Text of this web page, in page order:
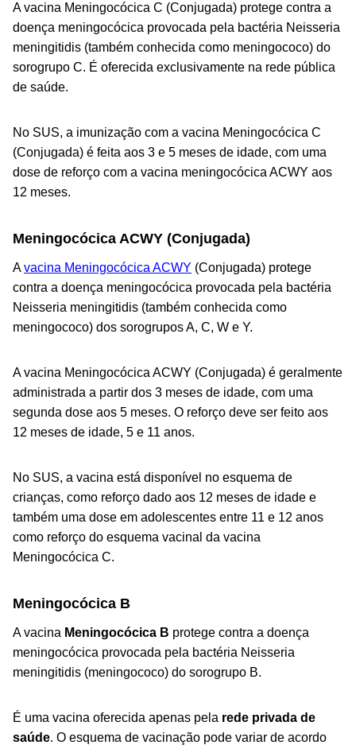
A vacina Meningocócica C (Conjugada) protege contra a
doença meningocócica provocada pela bactéria Neisseria
meningitidis (também conhecida como meningococo) do
sorogrupo C. É oferecida exclusivamente na rede pública
de saúde.
No SUS, a imunização com a vacina Meningocócica C
(Conjugada) é feita aos 3 e 5 meses de idade, com uma
dose de reforço com a vacina meningocócica ACWY aos
12 meses.
Meningocócica ACWY (Conjugada)
Avacina Meningocócica ACWY (Conjugada) protege
contra a doença meningocócica provocada pela bactéria
Neisseria meningitidis (também conhecida como
meningococo) dos sorogrupos A, C, W e Y.
A vacina Meningocócica ACWY (Conjugada) é geralmente
administrada a partir dos 3 meses de idade, com uma
segunda dose aos 5 meses. O reforço deve ser feito aos
12 meses de idade, 5 e 11 anos.
No SUS, a vacina está disponível no esquema de
crianças, como reforço dado aos 12 meses de idade e
também uma dose em adolescentes entre 11 e 12 anos
como reforço do esquema vacinal da vacina
Meningocócica C.
Meningocócica B
A vacina Meningocócica B protege contra a doença
meningocócica provocada pela bactéria Neisseria
meningitidis (meningococo) do sorogrupo B.
É uma vacina oferecida apenas pela rede privada de
saúde. O esquema de vacinação pode variar de acordo